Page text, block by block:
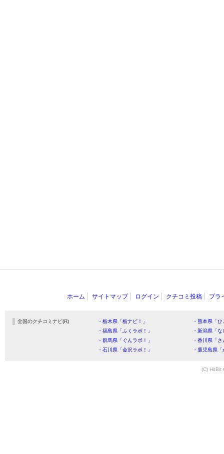
ホーム サイトマップ ログイン クチコミ投稿 プラ
全国のクチコミナビ(R) ・栃木県「栃ナビ！」
・熊本県「
・福島県「ふくラボ！」
・新潟県「
・群馬県「ぐんラボ！」
・香川県「
・石川県「金沢ラボ！」
・鹿児島県
(C) HitBit